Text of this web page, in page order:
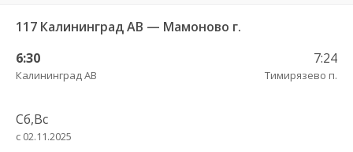
117 Калининград АВ — Мамоново г.
6:30
Калининград АВ
7:24
Тимирязево п.
Сб,Вс
с 02.11.2025